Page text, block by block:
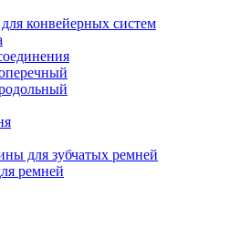
конвейерных систем
для зубчатых ремней
ремней